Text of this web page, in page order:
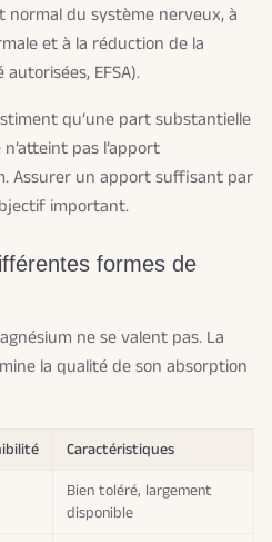
du système nerveux, à
et à la réduction de la
EFSA).
qu’une part substantielle
pas l’apport
Assurer un apport suffisant par
important.
formes de
ne se valent pas. La
la qualité de son absorption
Caractéristiques
Bien toléré, largement
disponible